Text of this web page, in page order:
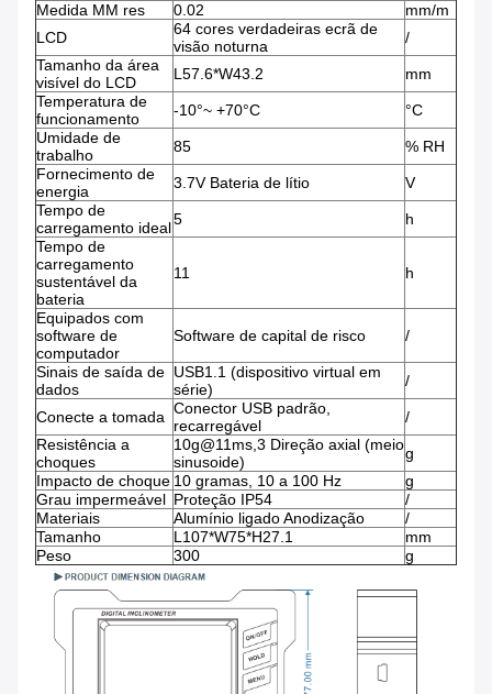
Medida MM res 0.02
mm/m
LCD
64 cores verdadeiras ecrã de
visão noturna
/
Tamanho da área
visível do LCD
L57.6*W43.2
mm
Temperatura de
funcionamento
-10°~ +70°C
°C
Umidade de
trabalho
85
% RH
Fornecimento de
energia
3.7V Bateria de lítio
V
Tempo de
carregamento ideal5
h
Tempo de
carregamento
sustentável da
bateria
11 h
Equipados com
software de
computador
Software de capital de risco /
Sinais de saída de
dados
USB1.1 (dispositivo virtual em
série)
/
Conecte a tomada Conector USB padrão,
recarregável
/
Resistência a
choques
10g@11ms,3 Direção axial (meio
sinusoide)
g
Impacto de choque 10 gramas, 10 a 100 Hz
g
Grau impermeável Proteção IP54
/
Materiais
Alumínio ligado Anodização
/
Tamanho
L107*W75*H27.1
mm
Peso
300 g